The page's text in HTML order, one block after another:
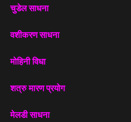
चुडेल साधना
वशीकरण साधना
मोहिनी विधा
शत्रु मारण प्रयोग
मेलडी साधना